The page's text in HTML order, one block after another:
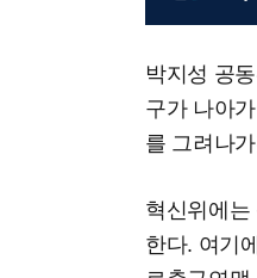
박지성 공
구가 나아
를 그려나
혁신위에는
한다. 여기